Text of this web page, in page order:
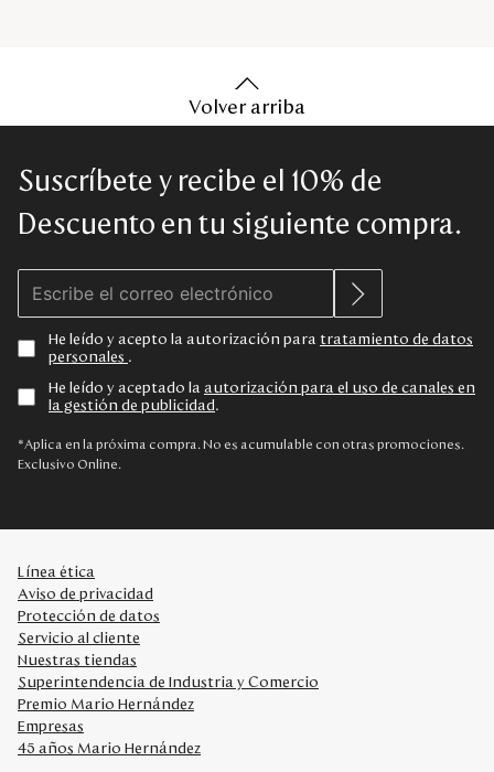
Volver arriba
Suscríbete y recibe el 10% de
Descuento en tu siguiente compra.
He leído y acepto la autorización para tratamiento de datos
personales .
He leído y aceptado la autorización para el uso de canales en
la gestión de publicidad .
*Aplica en la próxima compra. No es acumulable con otras promociones.
Exclusivo Online.
Línea ética
Aviso de privacidad
Protección de datos
Servicio al cliente
Nuestras tiendas
Superintendencia de Industria y Comercio
Premio Mario Hernández
Empresas
45 años Mario Hernández